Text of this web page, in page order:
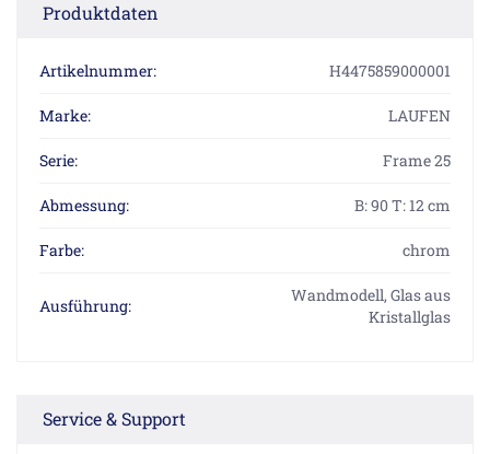
Produktdaten
Artikelnummer: H4475859000001
Marke: LAUFEN
Serie: Frame 25
Abmessung: B: 90 T: 12 cm
Farbe: chrom
Ausführung:
Wandmodell, Glas aus
Kristallglas
Service & Support